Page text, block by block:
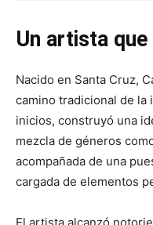
Un artista
Nacido en Santa Cruz,
camino tradicional de la
inicios, construyó una
mezcla de géneros
acompañada de una
cargada de elementos